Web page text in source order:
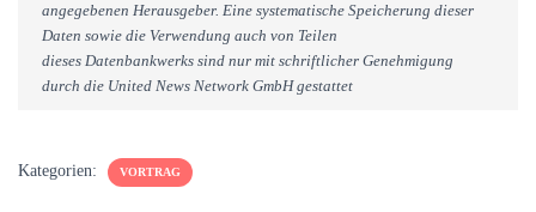
angegebenen Herausgeber. Eine systematische Speicherung dieser
Daten sowie die Verwendung auch von Teilen
dieses Datenbankwerks sind nur mit schriftlicher Genehmigung
durch die United News Network GmbH gestattet
Kategorien: VORTRAG